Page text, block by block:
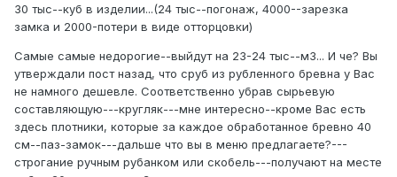
30 тыс--куб в изделии...(24 тыс--погонаж, 4000--зарезка
замка и 2000-потери в виде отторцовки)
Самые самые недорогие--выйдут на 23-24 тыс--м3... И че? Вы
утверждали пост назад, что сруб из рубленного бревна у Вас
не намного дешевле. Соответственно убрав сырьевую
составляющую---кругляк---мне интересно--кроме Вас есть
здесь плотники, которые за каждое обработанное бревно 40
см--паз-замок---дальше что вы в меню предлагаете?---
строгание ручным рубанком или скобель---получают на месте